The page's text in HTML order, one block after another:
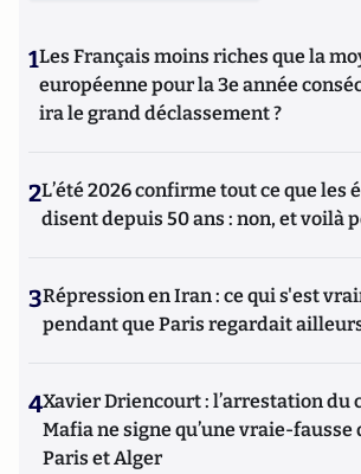
1Les Français moins riches que la
européenne pour la 3e année
ira le grand déclassement ?
2L’été 2026 confirme tout ce que les
disent depuis 50 ans : non, et voilà
3Répression en Iran : ce qui s'est
pendant que Paris regardait
4Xavier Driencourt : l’arrestation du
Mafia ne signe qu’une vraie-
Paris et Alger